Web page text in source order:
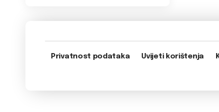
Privatnost podataka Uvijeti korištenja